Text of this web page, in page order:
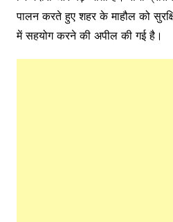
पालन करते हुए शहर के माहौल को
में सहयोग करने की अपील की गई है।